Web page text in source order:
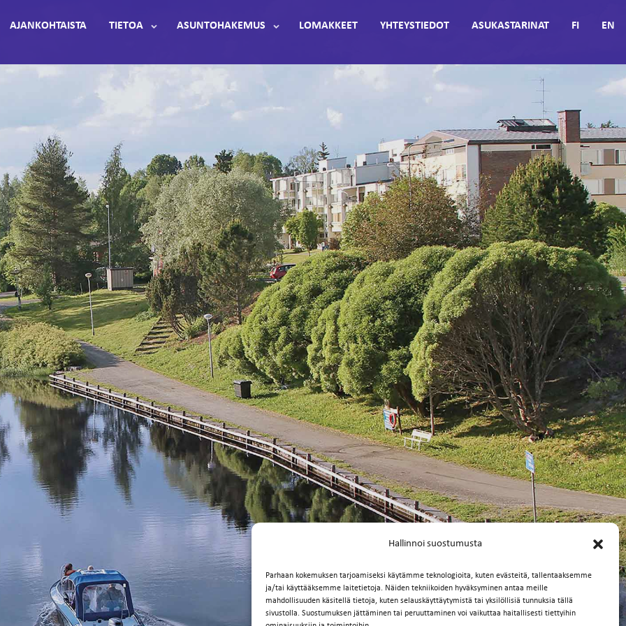
Hallinnoi suostumusta
Parhaan kokemuksen tarjoamiseksi käytämme teknologioita, kuten evästeitä, tallentaaksemme
ja/tai käyttääksemme laitetietoja. Näiden tekniikoiden hyväksyminen antaa meille
mahdollisuuden käsitellä tietoja, kuten selauskäyttäytymistä tai yksilöllisiä tunnuksia tällä
sivustolla. Suostumuksen jättäminen tai peruuttaminen voi vaikuttaa haitallisesti tiettyihin
AJANKOHTAISTA TIETOA ASUNTOHAKEMUS LOMAKKEET YHTEYSTIEDOT ASUKASTARINAT FI EN